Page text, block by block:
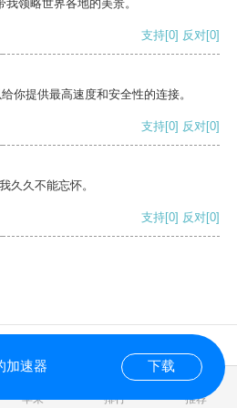
领略世界各地的美景。
支持[0] 反对[0]
你提供最高速度和安全性的连接。
支持[0] 反对[0]
久久不能忘怀。
支持[0] 反对[0]
苹果 排行 推荐
加速器 下载
0.018806s